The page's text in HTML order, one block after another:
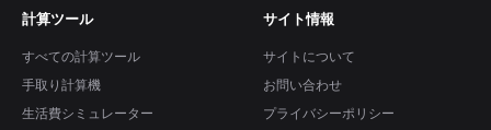
計算ツール
すべての計算ツール
手取り計算機
生活費シミュレーター
サイト情報
サイトについて
お問い合わせ
プライバシーポリシー